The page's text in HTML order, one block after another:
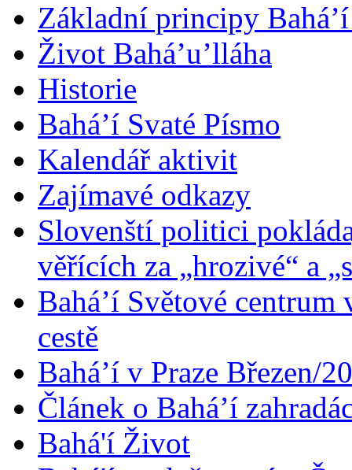
Základní principy
Život Bahá’u’lláha
Historie
Bahá’í Svaté Písmo
Kalendář aktivit
Zajímavé odkazy
Slovenští politici
věřících za „hrozivé“ a
Bahá’í Světové
cestě
Bahá’í v Praze Březen/
Článek o Bahá’í
Bahá'í Život